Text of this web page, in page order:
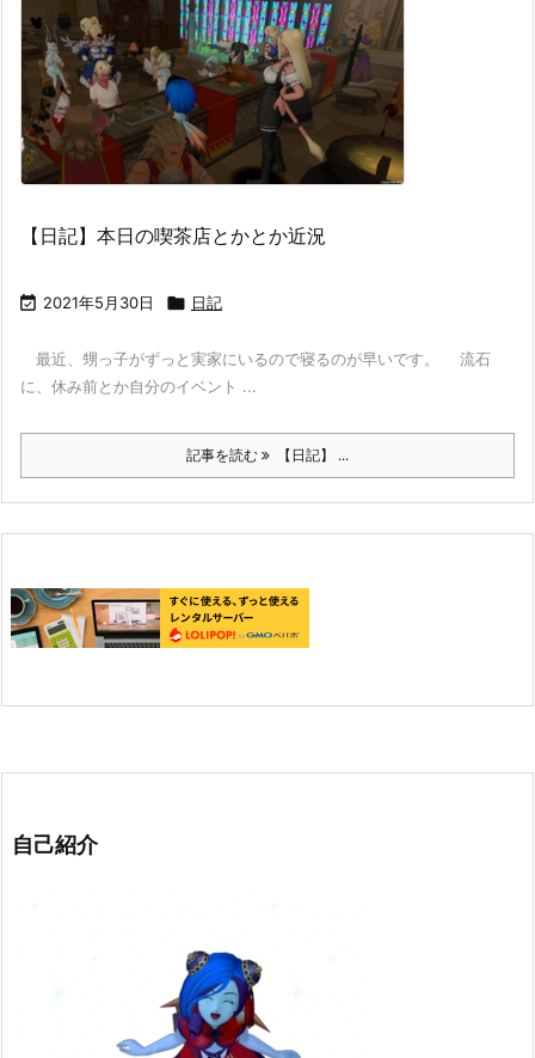
【日記】本日の喫茶店とかとか近況
 2021年5月30日  日記
最近、甥っ子がずっと実家にいるので寝るのが早いです。 流石
に、休み前とか自分のイベント ...
記事を読む 【日記】 ...
自己紹介